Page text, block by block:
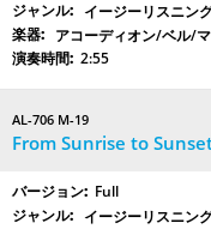
イージーリスニン
アコーディオン/ベル/
2:55
AL-706 M-19
From Sunrise to
Full
イージーリスニン